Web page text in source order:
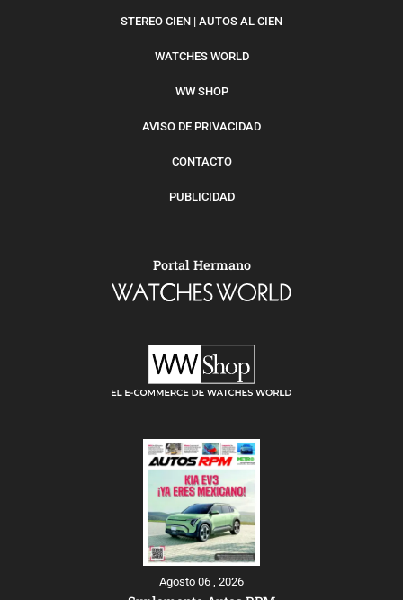
STEREO CIEN | AUTOS AL CIEN
WATCHES WORLD
WW SHOP
AVISO DE PRIVACIDAD
CONTACTO
PUBLICIDAD
Portal Hermano
Agosto 06 , 2026